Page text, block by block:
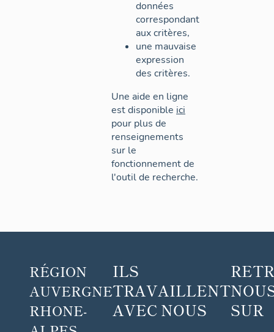
données
correspondant
aux critères,
une mauvaise
expression
des critères.
Une aide en ligne
est disponible ici
pour plus de
renseignements
sur le
fonctionnement de
l'outil de recherche.
RÉGION
AUVERGNE
RHONE-
ILS
TRAVAILLENT
AVEC NOUS
SUR